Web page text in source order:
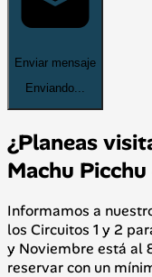
Enviar mensaje
Enviando...
¿Planeas
Machu
Informamos a
los Circuitos 1 y 2
y Noviembre está al
reservar con un